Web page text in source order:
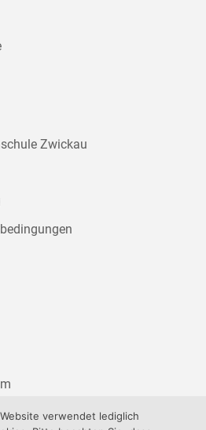
Zwickau
verwendet lediglich